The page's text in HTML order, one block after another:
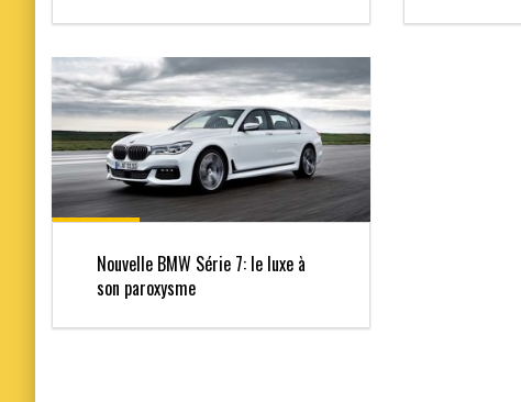
Nouvelle BMW Série 7: le luxe à
son paroxysme